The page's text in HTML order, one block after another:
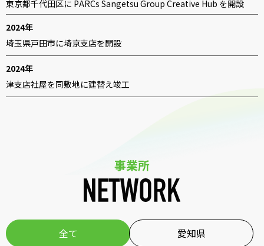
東京都千代田区に PARCs Sangetsu Group Creative Hub を開設
2024年
埼玉県戸田市に埼京支店を開設
2024年
津支店社屋を同敷地に建替え竣工
事業所
全て 愛知県